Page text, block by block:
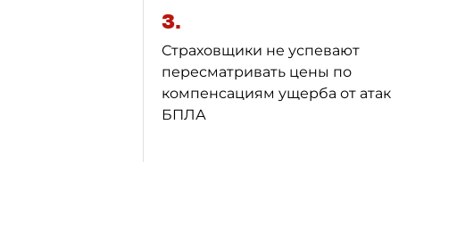
3.
Страховщики не успевают
пересматривать цены по
компенсациям ущерба от атак
БПЛА